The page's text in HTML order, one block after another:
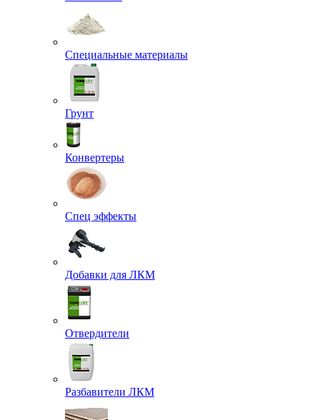
Специальные материалы
Грунт
Конвертеры
Спец эффекты
Добавки для ЛКМ
Отвердители
Разбавители ЛКМ